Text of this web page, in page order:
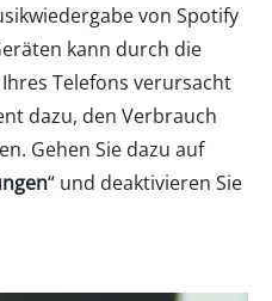
von Spotify
kann durch die
Telefons verursacht
dazu, den Verbrauch
Gehen Sie dazu auf
“ und deaktivieren Sie